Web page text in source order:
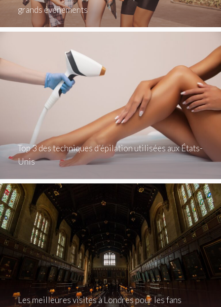
grands événements
Top 3 des techniques d’épilation utilisées aux États-
Unis
Les meilleures visites à Londres pour les fans